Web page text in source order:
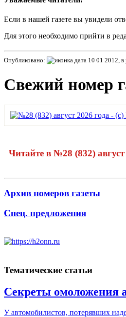
Если в нашей газете вы увидели
Для этого необходимо прийти в
Опубликовано: 10 01 2012,
Свежий номер
Читайте в №28 (832) август
Архив номеров газеты
Спец. предложения
Тематические статьи
Секреты омоложения
У автомобилистов, потерявших